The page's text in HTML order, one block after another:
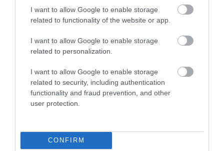
I want to allow Google to enable storage
related to functionality of the website or app.
I want to allow Google to enable storage
related to personalization.
I want to allow Google to enable storage
related to security, including authentication
functionality and fraud prevention, and other
user protection.
CONFIRM
Civilben csaptak le a navosok, hiába szólalt meg a
A Nemzeti Adó- és Vámhivatal Bevetési Igazgatóságának